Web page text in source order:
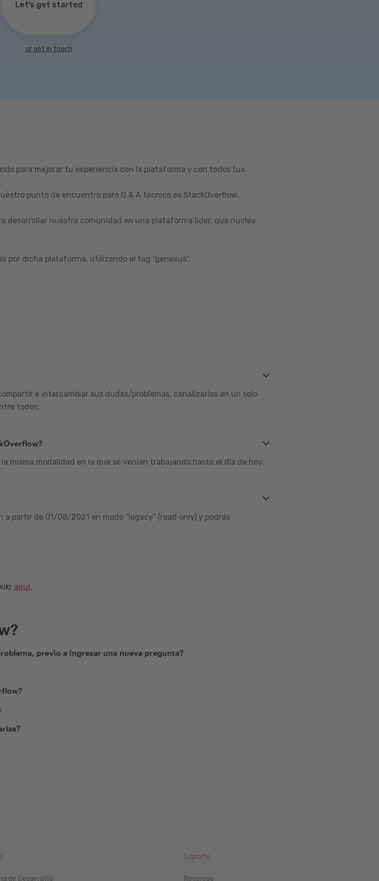
Let’s get started
or get in touch
para mejorar tu experiencia con la plataforma y con todos tus
punto de encuentro para Q & A técnico es StackOverflow.
desarrollar nuestra comunidad en una plataforma líder, que nuclea
por dicha plataforma, utilizando el tag “genexus”.
e intercambiar sus dudas/problemas, canalizarlos en un solo
todos.
misma modalidad en la que se venían trabajando hasta el día de hoy.
partir de 01/08/2021 en modo “legacy” (read only) y podrás
aquí.
previo a ingresar una nueva pregunta?
de Desarrollo
Soporte
Recursos